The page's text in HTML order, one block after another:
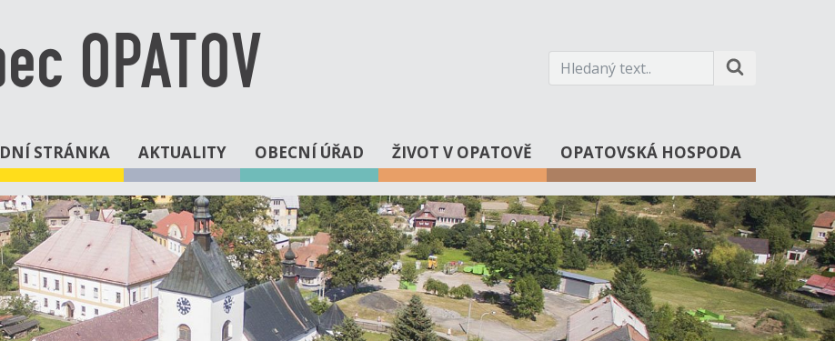
OPATOV
STRÁNKA AKTUALITY OBECNÍ ÚŘAD ŽIVOT V OPATOVĚ OPATOVSKÁ HOSPODA